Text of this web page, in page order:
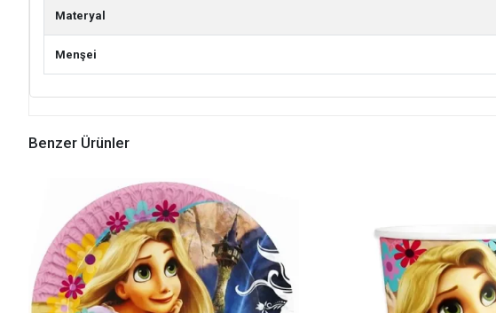
Materyal
Menşei
Benzer Ürünler